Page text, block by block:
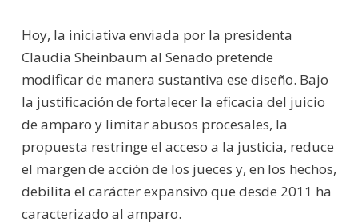
Hoy, la iniciativa enviada por la presidenta
Claudia Sheinbaum al Senado pretende
modificar de manera sustantiva ese diseño. Bajo
la justificación de fortalecer la eficacia del juicio
de amparo y limitar abusos procesales, la
propuesta restringe el acceso a la justicia, reduce
el margen de acción de los jueces y, en los hechos,
debilita el carácter expansivo que desde 2011 ha
caracterizado al amparo.